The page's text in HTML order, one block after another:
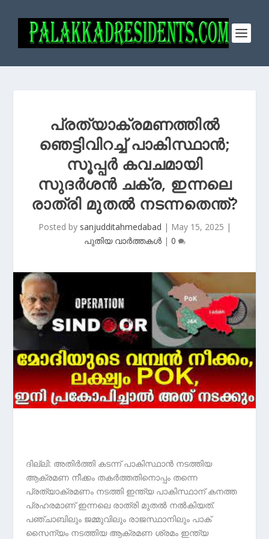
പ്രത്യാക്രമണത്തിൽ
ഞെട്ടിവിറച്ച് പാകിസ്ഥാൻ;
സൂപ്പര്‍ കവചമായി
സുദര്‍ശൻ ചക്ര, ഇന്നലെ
രാത്രി മുതൽ നടന്നതെന്ത്?
Posted by sanjudditahmedabad | May 15, 2025 |
പുതിയ വാർത്തകൾ| 0
ദില്ലി: അതിർത്തി കടന്ന് പാകിസ്ഥാൻ നടത്തിയ
ആക്രമണ നീക്കം തകര്‍ത്തതിനൊപ്പം തന്നെ
പ്രത്യാക്രമണം നടത്തി ഇന്ത്യ പാകിസ്ഥാന് കനത്ത
പ്രഹരമാണ് ഇന്നലെ രാത്രി മുതൽ നൽകിയത്.
പഞ്ചാബിലും ജമ്മുവിലും രാജസ്ഥാനിലും പാക്
സൈന്യം നടത്തിയ ആക്രമണ ശ്രമം ഇന്ത്യ